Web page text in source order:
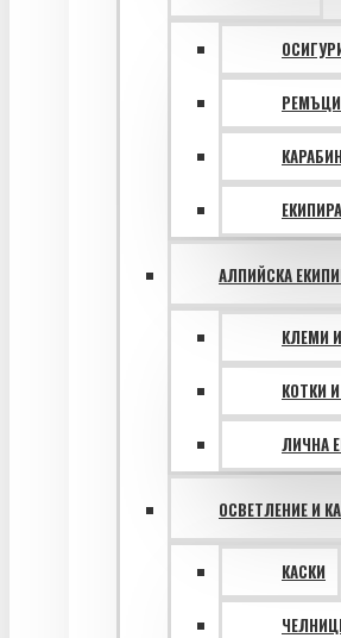
АЛПИЙСКА
КЛЕМИ
КОТКИ
ЛИЧНА
ОСВЕТЛЕНИЕ И
КАСКИ